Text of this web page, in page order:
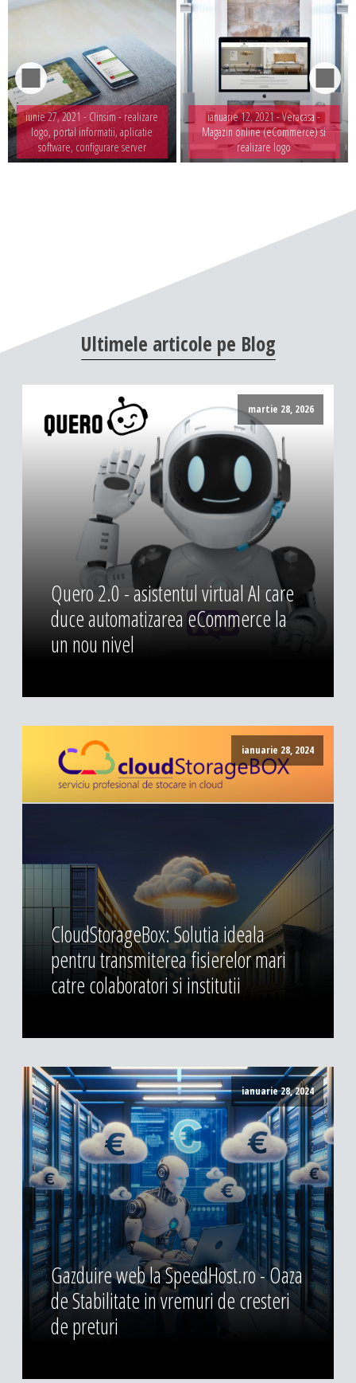
iunie 27, 2021 - Clinsim - realizare
logo, portal informatii, aplicatie
software, configurare server
ianuarie 12, 2021 -Veracasa -
Magazin online (eCommerce) si
realizare logo
Ultimele articole pe Blog
martie 28, 2026
Quero 2.0 - asistentul virtual AI care
duce automatizarea eCommerce la
un nou nivel
ianuarie 28, 2024
CloudStorageBox: Solutia ideala
pentru transmiterea fisierelor mari
catre colaboratori si institutii
ianuarie 28, 2024
Gazduire web la SpeedHost.ro - Oaza
de Stabilitate in vremuri de cresteri
de preturi